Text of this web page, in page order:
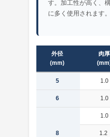
す。加工性が高く、
に多く使用されます。
外径
(mm)
肉厚
5 1.0
6 1.0
8
1.0
1.2